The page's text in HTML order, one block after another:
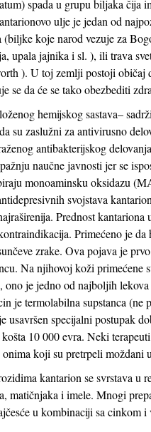
spada u grupu biljaka čija
ulje je jedan od
koje narod vezuje za
upala jajnika i sl. ), ili trava
). U toj zemlji postoji običaj
se da će se tako obezbediti
hemijskog sastava–
su zaslužni za antivirusno
antibakterijskog
naučne javnosti jer se
monoaminsku oksidazu
svojstava
Prednost kantariona
Primećeno je
zrake. Ova pojava je
Na njihovoj koži primećene
ono je jedno od najboljih
je termolabilna supstanca (ne
usavršen specijalni postupak
10 000 evra. Neki
koji su pretrpeli moždani
kantarion se svrstava u
matičnjaka i imele. Mnogi
u kombinaciji sa cinkom